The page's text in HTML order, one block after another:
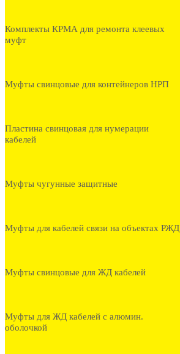
Комплекты КРМА для ремонта клеевых
муфт
Муфты свинцовые для контейнеров НРП
Пластина свинцовая для нумерации
кабелей
Муфты чугунные защитные
Муфты для кабелей связи на объектах РЖД
Муфты свинцовые для ЖД кабелей
Муфты для ЖД кабелей с алюмин.
оболочкой